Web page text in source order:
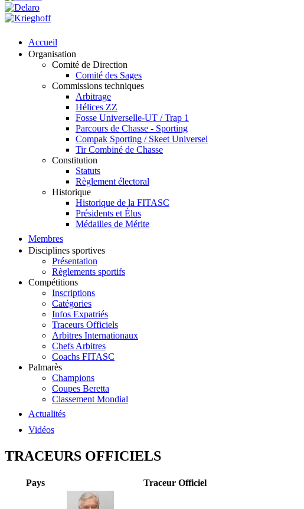
Accueil
Organisation
Comité de Direction
Comité des Sages
Commissions techniques
Arbitrage
Hélices ZZ
Fosse Universelle-UT / Trap 1
Parcours de Chasse - Sporting
Compak Sporting / Skeet Universel
Tir Combiné de Chasse
Constitution
Statuts
Règlement électoral
Historique
Historique de la FITASC
Présidents et Élus
Médailles de Mérite
Membres
Disciplines sportives
Présentation
Règlements sportifs
Compétitions
Inscriptions
Catégories
Infos Expatriés
Traceurs Officiels
Arbitres Internationaux
Chefs Arbitres
Coachs FITASC
Palmarès
Champions
Coupes Beretta
Classement Mondial
Actualités
Vidéos
TRACEURS OFFICIELS
Pays Traceur Officiel